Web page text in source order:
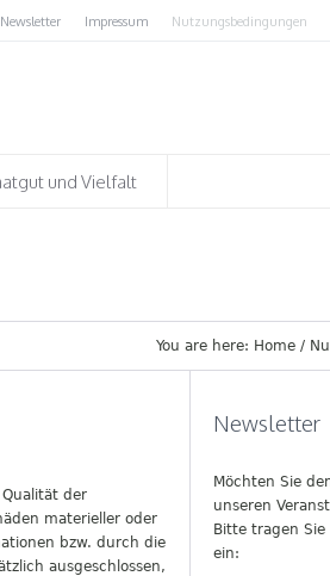
Newsletter Impressum Nutzungsbedingungen
und Vielfalt
You are here: Home /
der
materieller oder
bzw. durch die
ausgeschlossen,
Newsletter
Möchten Sie
unseren
Bitte tragen Sie
ein: